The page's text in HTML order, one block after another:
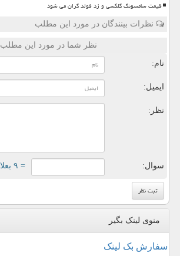
قیمت سامسونگ گلکسی و زد فولد گران می شود
نظرات بینندگان در مورد این مطلب
نظر شما در مورد این مطلب
نام:
ایمیل:
نظر:
سوال: = ۹ بعلاوه ۵
منوی لینک بگیر
سفارش بک لینک